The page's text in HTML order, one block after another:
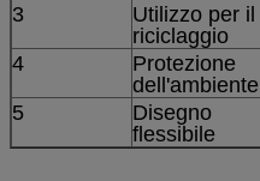
3
Utilizzo per il
riciclaggio
4
Protezione
dell'ambiente
5
Disegno
flessibile